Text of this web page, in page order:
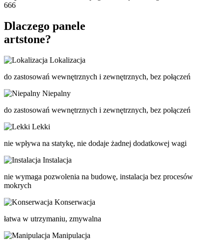
666
Dlaczego panele
artstone?
Lokalizacja
do zastosowań wewnętrznych i zewnętrznych, bez połączeń
Niepalny
do zastosowań wewnętrznych i zewnętrznych, bez połączeń
Lekki
nie wpływa na statykę, nie dodaje żadnej dodatkowej wagi
Instalacja
nie wymaga pozwolenia na budowę, instalacja bez procesów
mokrych
Konserwacja
łatwa w utrzymaniu, zmywalna
Manipulacja